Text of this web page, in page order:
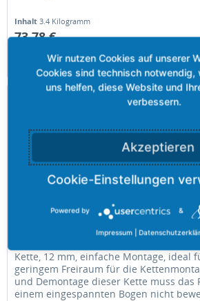
Inhalt3.4 Kilogramm
73,78 €
Merken
Grizzly-STARE RING CAR 070 -
Kette, 12 mm, einfache Montage, ideal
geringem Freiraum für die
und Demontage dieser Kette muss das
einem eingespannten Bogen nicht
Akzeptieren
Powered by &
Impressum |